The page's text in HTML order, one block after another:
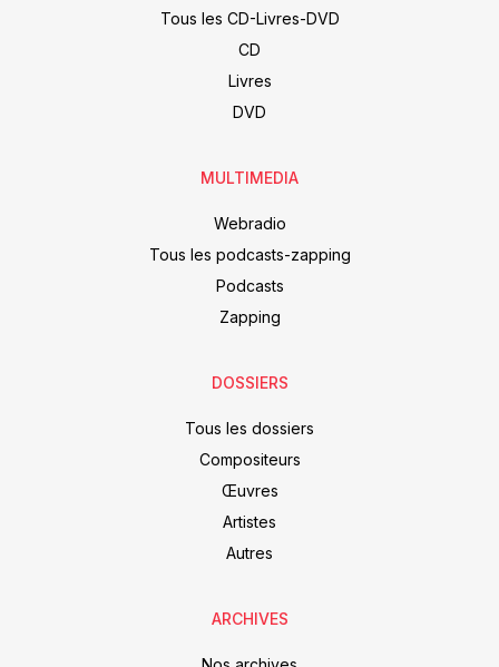
Tous les CD-Livres-DVD
CD
Livres
DVD
MULTIMEDIA
Webradio
Tous les podcasts-zapping
Podcasts
Zapping
DOSSIERS
Tous les dossiers
Compositeurs
Œuvres
Artistes
Autres
ARCHIVES